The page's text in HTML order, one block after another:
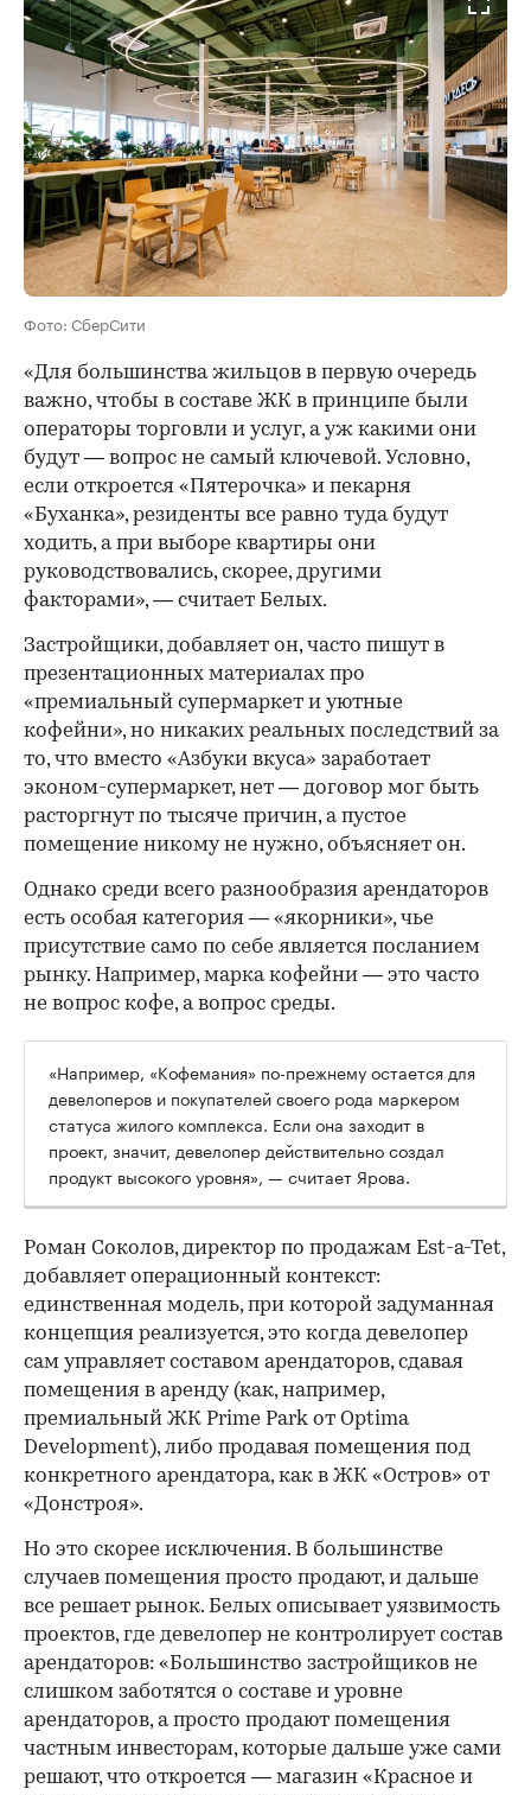
Фото: СберСити
«Для большинства жильцов в первую очередь
важно, чтобы в составе ЖК в принципе были
операторы торговли и услуг, а уж какими они
будут — вопрос не самый ключевой. Условно,
если откроется «Пятерочка» и пекарня
«Буханка», резиденты все равно туда будут
ходить, а при выборе квартиры они
руководствовались, скорее, другими
факторами», — считает Белых.
Застройщики, добавляет он, часто пишут в
презентационных материалах про
«премиальный супермаркет и уютные
кофейни», но никаких реальных последствий за
то, что вместо «Азбуки вкуса» заработает
эконом-супермаркет, нет — договор мог быть
расторгнут по тысяче причин, а пустое
помещение никому не нужно, объясняет он.
Однако среди всего разнообразия арендаторов
есть особая категория — «якорники», чье
присутствие само по себе является посланием
рынку. Например, марка кофейни — это часто
не вопрос кофе, а вопрос среды.
«Например, «Кофемания» по-прежнему остается для
девелоперов и покупателей своего рода маркером
статуса жилого комплекса. Если она заходит в
проект, значит, девелопер действительно создал
продукт высокого уровня», — считает Ярова.
Роман Соколов, директор по продажам Est-a-Tet,
добавляет операционный контекст:
единственная модель, при которой задуманная
концепция реализуется, это когда девелопер
сам управляет составом арендаторов, сдавая
помещения в аренду (как, например,
премиальный ЖК Prime Park от Optima
Development), либо продавая помещения под
конкретного арендатора, как в ЖК «Остров» от
«Донстроя».
Но это скорее исключения. В большинстве
случаев помещения просто продают, и дальше
все решает рынок. Белых описывает уязвимость
проектов, где девелопер не контролирует состав
арендаторов: «Большинство застройщиков не
слишком заботятся о составе и уровне
арендаторов, а просто продают помещения
частным инвесторам, которые дальше уже сами
решают, что откроется — магазин «Красное и